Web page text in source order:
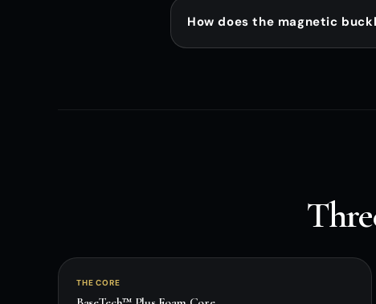
How does the magnetic
THE CORE